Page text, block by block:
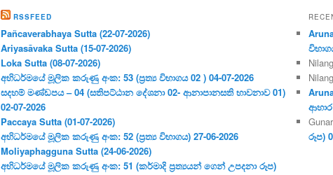
RSSFEED
Pañcaverabhaya Sutta (22-07-2026)
Ariyasāvaka Sutta (15-07-2026)
Loka Sutta (08-07-2026)
අභිධර්මයේ මූලික කරුණු අංක: 53 (ප්‍ර‍ත්‍ය විභාගය 02 ) 04-07-2026
සදහම් මණ්ඩපය – 04 (සතිපට්ඨාන දේශනා 02- ආනාපානසති භාවනාව 01)
02-07-2026
Paccaya Sutta (01-07-2026)
අභිධර්මයේ මූලික කරුණු අංක: 52 (ප්‍ර‍ත්‍ය විභාගය) 27-06-2026
Moliyaphagguna Sutta (24-06-2026)
අභිධර්මයේ මූලික කරුණු අංක: 51 (කර්මාදි ප්‍ර‍ත්‍යයන් ගෙන් උපදනා රූප)
ආහාර
රූප)